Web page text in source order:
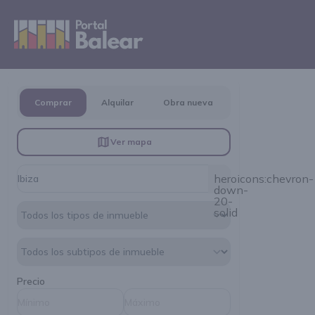
Comprar Alquilar Obra nueva
Ver mapa
heroicons:chevron-
down-
20-
solid
Precio